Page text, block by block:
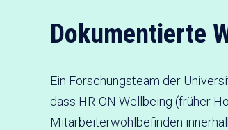
Dokumentierte
Ein Forschungsteam der
dass HR-ON Wellbeing (früher
Mitarbeiterwohlbefinden